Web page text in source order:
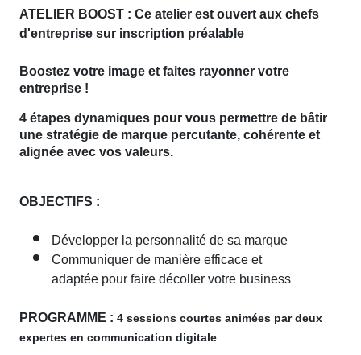
ATELIER BOOST : Ce atelier est ouvert aux chefs
d'entreprise sur inscription préalable
Boostez votre image et faites rayonner votre
entreprise !
4 étapes dynamiques pour vous permettre de bâtir
une stratégie de marque percutante, cohérente et
alignée avec vos valeurs.
OBJECTIFS :
Développer la personnalité de sa marque
Communiquer de manière efficace et
adaptée pour faire décoller votre business
PROGRAMME :4 sessions courtes animées par deux
expertes en communication digitale